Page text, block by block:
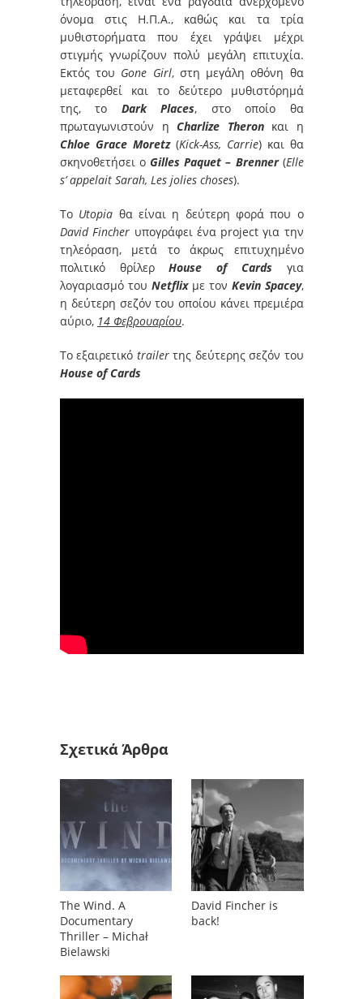
όνομα στις Η.Π.Α., καθώς και τα τρία
μυθιστορήματα που έχει γράψει μέχρι
στιγμής γνωρίζουν πολύ μεγάλη επιτυχία.
Εκτός του Gone Girl, στη μεγάλη οθόνη θα
μεταφερθεί και το δεύτερο μυθιστόρημά
της, το Dark Places, στο οποίο θα
πρωταγωνιστούν η Charlize Theronκαι η
Chloe Grace Moretz(Kick-Ass, Carrie) και θα
σκηνοθετήσει ο Gilles Paquet – Brenner(Elle
s’ appelait Sarah, Les jolies choses).
Το Utopia θα είναι η δεύτερη φορά που ο
David Fincher υπογράφει ένα project για την
τηλεόραση, μετά το άκρως επιτυχημένο
πολιτικό θρίλερHouse of Cardsγια
λογαριασμό του Netflixμε τον Kevin Spacey,
η δεύτερη σεζόν του οποίου κάνει πρεμιέρα
αύριο, 14 Φεβρουαρίου.
Το εξαιρετικό trailerτης δεύτερης σεζόν του
House of Cards
Σχετικά Άρθρα
The Wind. A
Documentary
Thriller – Michał
Bielawski
David Fincher is
back!